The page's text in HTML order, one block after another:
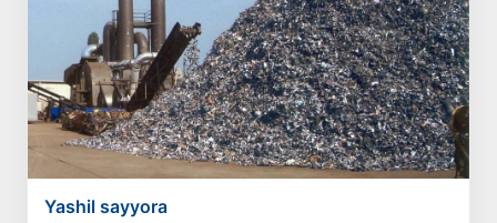
Yashil sayyora